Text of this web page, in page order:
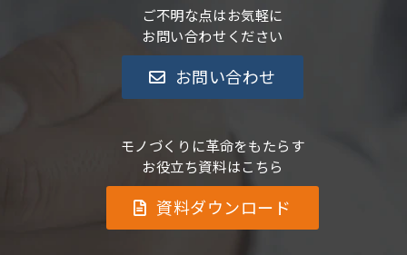
ご不明な点はお気軽に
お問い合わせください
お問い合わせ
モノづくりに革命をもたらす
お役立ち資料はこちら
資料ダウンロード